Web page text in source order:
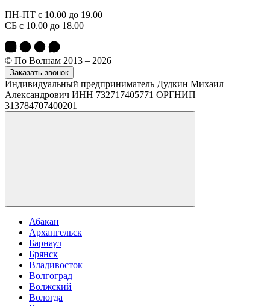
ПН-ПТ с 10.00 до 19.00
СБ с 10.00 до 18.00
© По Волнам 2013 – 2026
Заказать звонок
Индивидуальный предприниматель Дудкин Михаил
Александрович ИНН 732717405771 ОРГНИП
313784707400201
Абакан
Архангельск
Барнаул
Брянск
Владивосток
Волгоград
Волжский
Вологда